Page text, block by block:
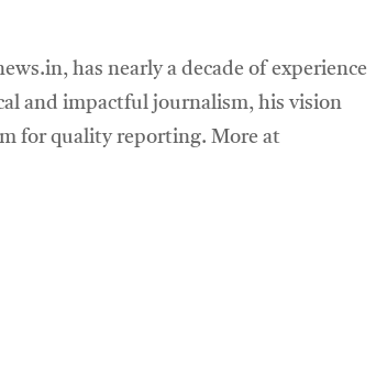
has nearly a decade of experience
and impactful journalism, his vision
for quality reporting. More at